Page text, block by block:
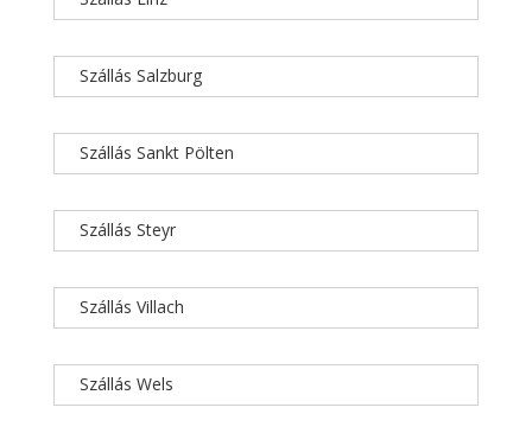
Szállás Salzburg
Szállás Sankt Pölten
Szállás Steyr
Szállás Villach
Szállás Wels